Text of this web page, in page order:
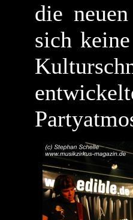
die
sich